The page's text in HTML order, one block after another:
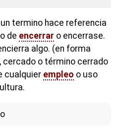
termino hace referencia
de encerrar o encerrase.
algo. (en forma
cercado o término cerrado
cualquier empleo o uso